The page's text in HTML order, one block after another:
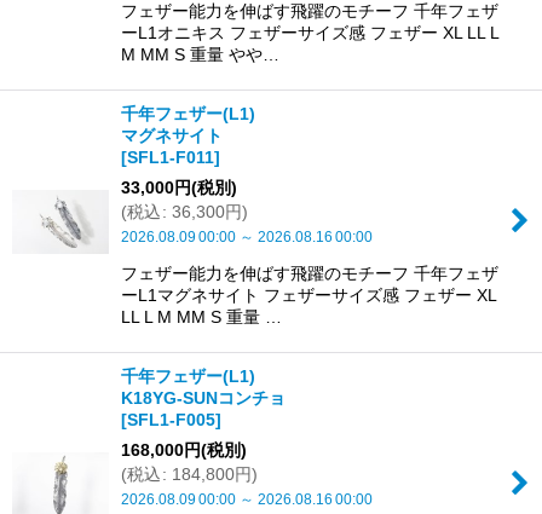
フェザー能力を伸ばす飛躍のモチーフ 千年フェザ
ーL1オニキス フェザーサイズ感 フェザー XL LL L
M MM S 重量 やや…
千年フェザー(L1)
マグネサイト
[SFL1-F011]
33,000円(税別)
(税込: 36,300円)
2026.08.0900:00 ～ 2026.08.16 00:00
フェザー能力を伸ばす飛躍のモチーフ 千年フェザ
ーL1マグネサイト フェザーサイズ感 フェザー XL
LL L M MM S 重量 …
千年フェザー(L1)
K18YG-SUNコンチョ
[SFL1-F005]
168,000円(税別)
(税込: 184,800円)
2026.08.0900:00 ～ 2026.08.16 00:00